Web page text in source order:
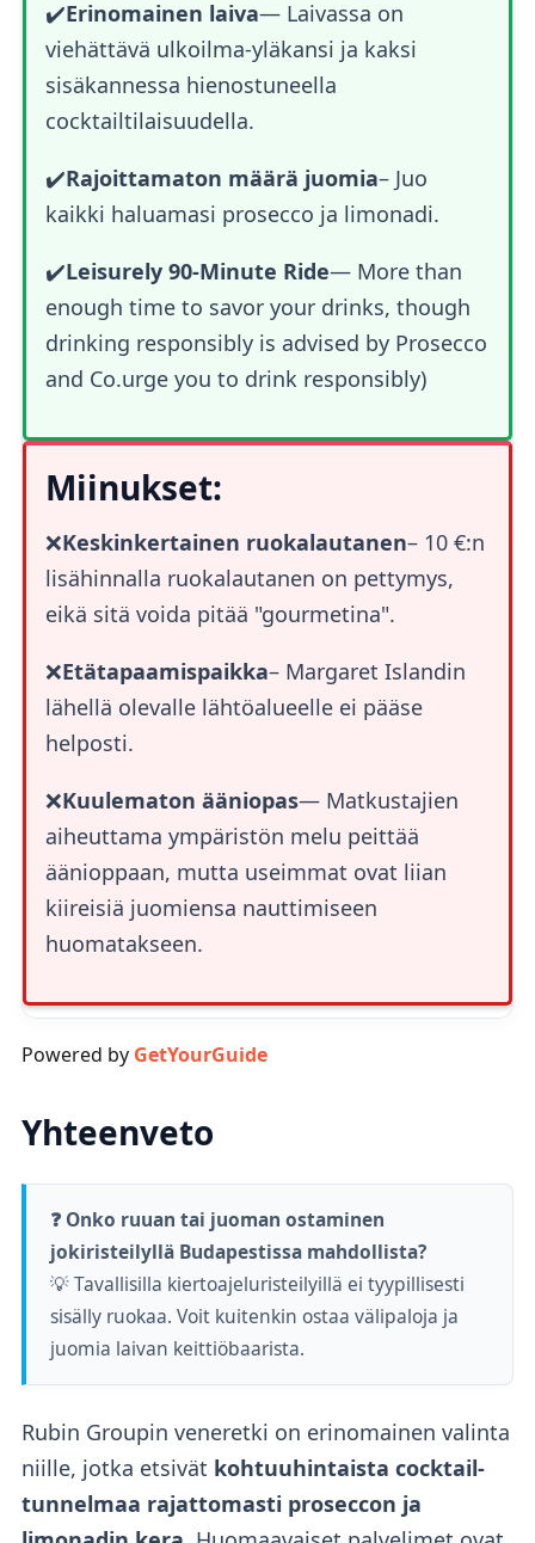
✔️Erinomainen laiva— Laivassa on
viehättävä ulkoilma-yläkansi ja kaksi
sisäkannessa hienostuneella
cocktailtilaisuudella.
✔️Rajoittamaton määrä juomia– Juo
kaikki haluamasi prosecco ja limonadi.
✔️Leisurely 90-Minute Ride— More than
enough time to savor your drinks, though
drinking responsibly is advised by Prosecco
and Co.urge you to drink responsibly)
Miinukset:
❌Keskinkertainen ruokalautanen– 10 €:n
lisähinnalla ruokalautanen on pettymys,
eikä sitä voida pitää "gourmetina".
❌Etätapaamispaikka– Margaret Islandin
lähellä olevalle lähtöalueelle ei pääse
helposti.
❌Kuulematon ääniopas— Matkustajien
aiheuttama ympäristön melu peittää
äänioppaan, mutta useimmat ovat liian
kiireisiä juomiensa nauttimiseen
huomatakseen.
Powered by GetYourGuide
Yhteenveto
❓ Onko ruuan tai juoman ostaminen
jokiristeilyllä Budapestissa mahdollista?
💡 Tavallisilla kiertoajeluristeilyillä ei tyypillisesti
sisälly ruokaa. Voit kuitenkin ostaa välipaloja ja
juomia laivan keittiöbaarista.
Rubin Groupin veneretki on erinomainen valinta
niille, jotka etsivät kohtuuhintaista cocktail-
tunnelmaa rajattomasti proseccon ja